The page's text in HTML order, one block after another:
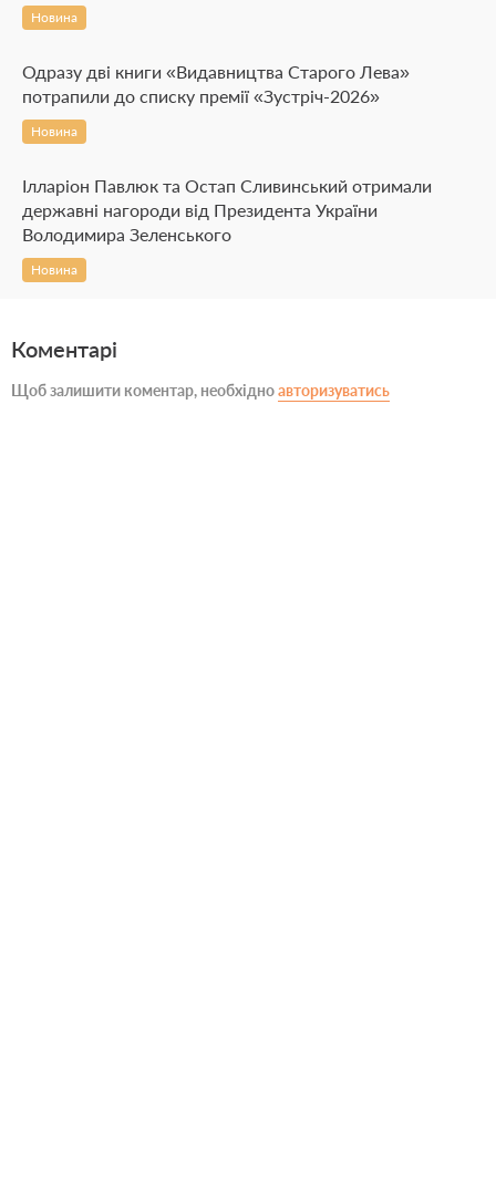
Новина
Одразу дві книги «Видавництва Старого Лева»
потрапили до списку премії «Зустріч-2026»
Новина
Ілларіон Павлюк та Остап Сливинський отримали
державні нагороди від Президента України
Володимира Зеленського
Новина
Коментарі
Щоб залишити коментар, необхідноавторизуватись